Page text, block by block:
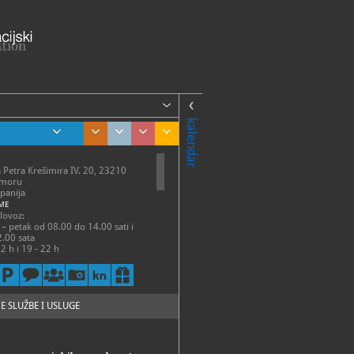
kalendar
Petra Krešimira IV. 20, 23210
petak od 08.00 do 14.00 sati i
sata
h i 19 - 22 h
- petak 7 - 15 h
SLUŽBE I USLUGE